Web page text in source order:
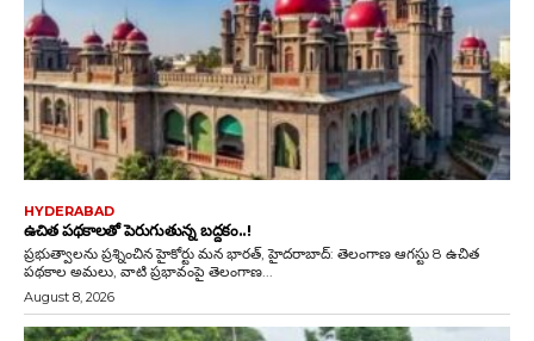
HYDERABAD
ఉచిత పథకాలతో పెరుగుతున్న బద్దకం..!
ప్రభుత్వాలను ప్రశ్నించిన హైకోర్టు మన భారత్, హైదరాబాద్: తెలంగాణ ఆగస్టు 8 ఉచిత
పథకాల అమలు, వాటి ప్రభావంపై తెలంగాణ...
August 8, 2026